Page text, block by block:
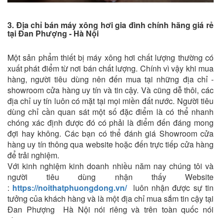
3. Địa chỉ bán máy xông hơi gia đình chính hãng giá rẻ
tại Đan Phượng - Hà Nội
Một sản phẩm thiết bị máy xông hơi chất lượng thường có
xuất phát điểm từ nơi bán chất lượng. Chính vì vậy khi mua
hàng, người tiêu dùng nên đến mua tại những địa chỉ -
showroom cửa hàng uy tín và tin cậy. Và cũng dễ thôi, các
địa chỉ uy tín luôn có mặt tại mọi miền đất nước. Người tiêu
dùng chỉ cần quan sát một số đặc điểm là có thể nhanh
chóng xác định được đó có phải là điểm đến đáng mong
đợi hay không. Các bạn có thể đánh giá Showroom cửa
hàng uy tín thông qua website hoặc đến trực tiếp cửa hàng
để trải nghiệm.
Với kinh nghiệm kinh doanh nhiều năm nay chúng tôi và
người tiêu dùng nhận thấy Website
: https://noithatphuongdong.vn/luôn nhận được sự tin
tưởng của khách hàng và là một địa chỉ mua sắm tin cậy tại
Đan Phượng Hà Nội nói riêng và trên toàn quốc nói